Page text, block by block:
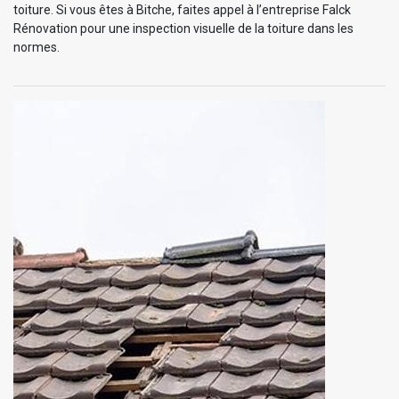
toiture. Si vous êtes à Bitche, faites appel à l’entreprise Falck
Rénovation pour une inspection visuelle de la toiture dans les
normes.